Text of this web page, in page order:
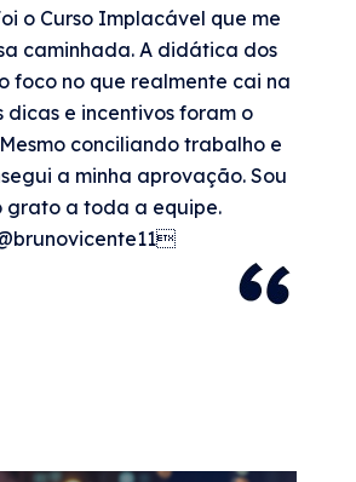
o Curso Implacável que me
caminhada. A didática dos
foco no que realmente cai na
dicas e incentivos foram o
conciliando trabalho e
a minha aprovação. Sou
grato a toda a equipe.